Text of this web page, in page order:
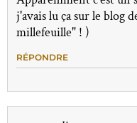
j'avais lu ça sur le blog
millefeuille" ! )
RÉPONDRE